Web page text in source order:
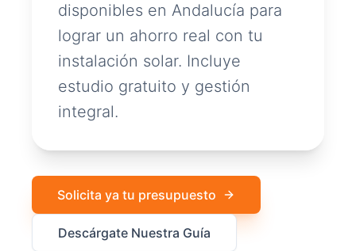
disponibles en Andalucía para
lograr un ahorro real con tu
instalación solar. Incluye
estudio gratuito y gestión
integral.
Solicita ya tu presupuesto
Descárgate Nuestra Guía